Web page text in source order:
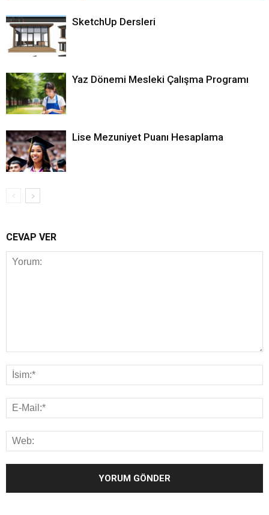
SketchUp Dersleri
Yaz Dönemi Mesleki Çalışma Programı
Lise Mezuniyet Puanı Hesaplama
CEVAP VER